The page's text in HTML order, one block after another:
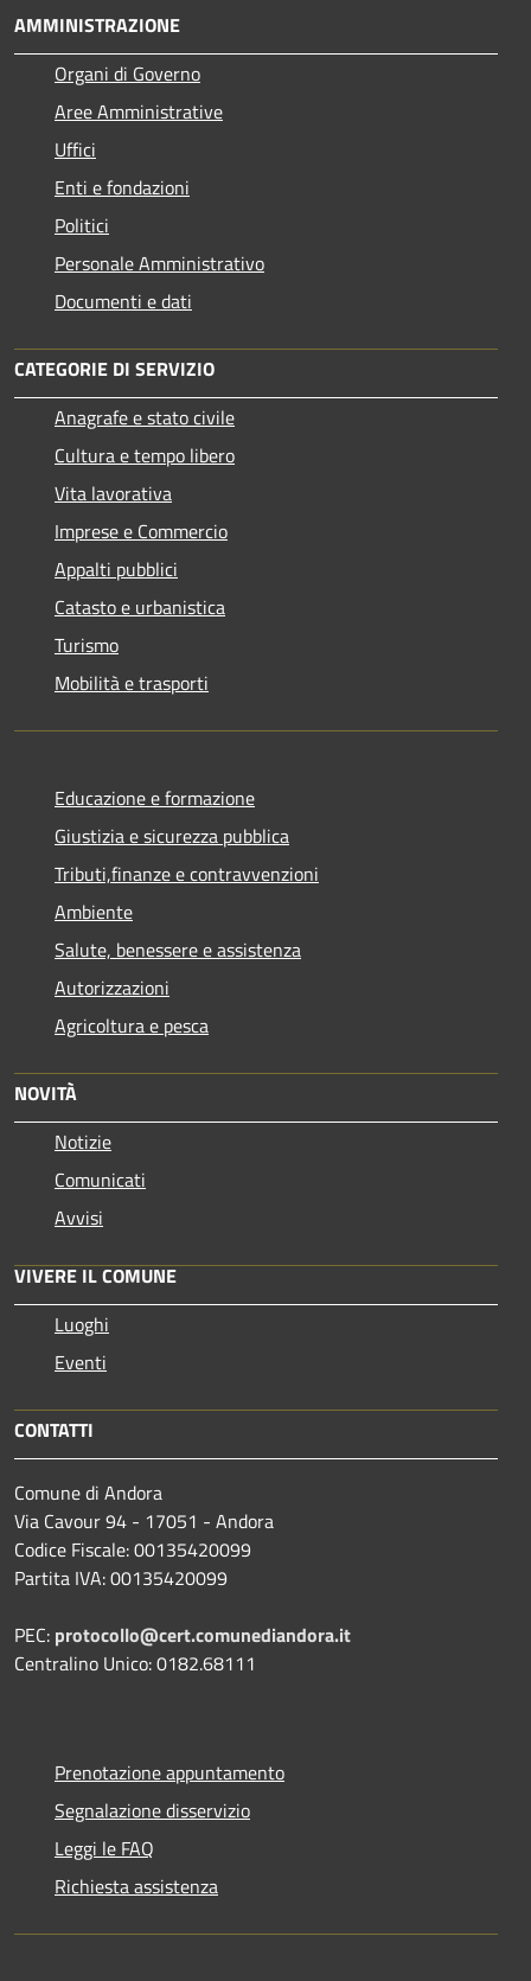
AMMINISTRAZIONE
Organi di Governo
Aree Amministrative
Uffici
Enti e fondazioni
Politici
Personale Amministrativo
Documenti e dati
CATEGORIE DI SERVIZIO
Anagrafe e stato civile
Cultura e tempo libero
Vita lavorativa
Imprese e Commercio
Appalti pubblici
Catasto e urbanistica
Turismo
Mobilità e trasporti
Educazione e formazione
Giustizia e sicurezza pubblica
Tributi,finanze e contravvenzioni
Ambiente
Salute, benessere e assistenza
Autorizzazioni
Agricoltura e pesca
NOVITÀ
Notizie
Comunicati
Avvisi
VIVERE IL COMUNE
Luoghi
Eventi
CONTATTI
Comune di Andora
Via Cavour 94 - 17051 - Andora
Codice Fiscale: 00135420099
Partita IVA: 00135420099
PEC: protocollo@cert.comunediandora.it
Centralino Unico: 0182.68111
Prenotazione appuntamento
Segnalazione disservizio
Leggi le FAQ
Richiesta assistenza